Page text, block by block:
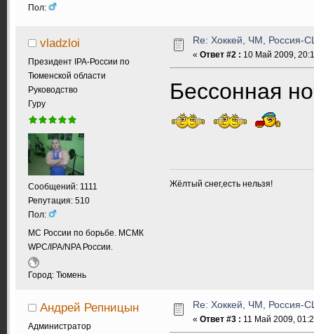
Пол:
vladzloi
Президент IPA-России по
Тюменской области
Руководство
Гуру
Сообщений: 1111
Репутация: 510
Пол:
МС России по борьбе. МСМК
WPC/IPA/NPA России.
Город: Тюмень
Re: Хоккей, ЧМ, Россия-
« Ответ #2 : 10 Май 2009,
Бессонная
Жёлтый снег,есть нельзя!
Андрей Репницын
Администратор
Re: Хоккей, ЧМ, Россия-
« Ответ #3 : 11 Май 2009,